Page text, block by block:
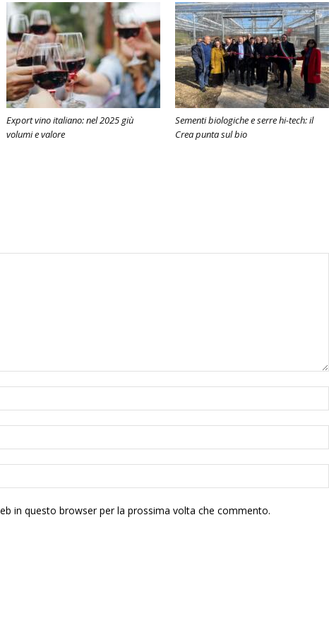
Export vino italiano: nel 2025 giù
volumi e valore
Sementi biologiche e serre hi-tech: il
Crea punta sul bio
in questo browser per la prossima volta che commento.